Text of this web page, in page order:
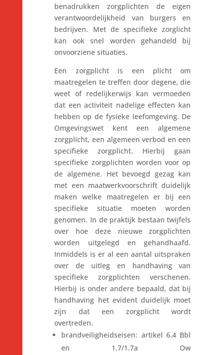
benadrukken zorgplichten de eigen
verantwoordelijkheid van burgers en
bedrijven. Met de specifieke zorglicht
kan ook snel worden gehandeld bij
onvoorziene situaties.
Een zorgplicht is een plicht om
maatregelen te treffen door degene, die
weet of redelijkerwijs kan vermoeden
dat een activiteit nadelige effecten kan
hebben op de fysieke leefomgeving. De
Omgevingswet kent een algemene
zorgplicht, een algemeen verbod en een
specifieke zorgplicht. Hierbij gaan
specifieke zorgplichten worden voor op
de algemene. Het bevoegd gezag kan
met een maatwerkvoorschrift duidelijk
maken welke maatregelen er bij een
specifieke situatie moeten worden
genomen. In de praktijk bestaan twijfels
over hoe deze nieuwe zorgplichten
worden uitgelegd en gehandhaafd.
Inmiddels is er al een aantal uitspraken
over de uitleg en handhaving van
specifieke zorgplichten verschenen.
Hierbij is onder andere bepaald, dat bij
handhaving het evident duidelijk moet
zijn dat een zorgplicht wordt
overtreden.
brandveiligheidseisen: artikel 6.4 Bbl
en 1.7/1.7a Ow